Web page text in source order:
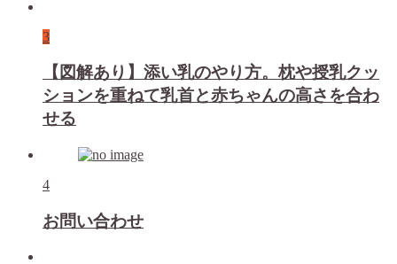
3
【図解あり】添い乳のやり方。枕や授乳クッ
ションを重ねて乳首と赤ちゃんの高さを合わ
せる
4
お問い合わせ